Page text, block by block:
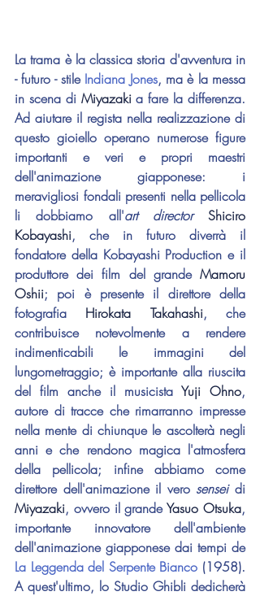
La trama è la classica storia d'avventura in
- futuro - stile Indiana Jones, ma è la messa
in scena di Miyazaki a fare la differenza.
Ad aiutare il regista nella realizzazione di
questo gioiello operano numerose figure
importanti e veri e propri maestri
dell'animazione giapponese: i
meravigliosi fondali presenti nella pellicola
li dobbiamo all'art director
Shiciro
Kobayashi, che in futuro diverrà il
fondatore della Kobayashi Production e il
produttore dei film del grande Mamoru
Oshii; poi è presente il direttore della
fotografia Hirokata Takahashi, che
contribuisce notevolmente a rendere
indimenticabili le immagini del
lungometraggio; è importante alla riuscita
del film anche il musicista Yuji Ohno,
autore di tracce che rimarranno impresse
nella mente di chiunque le ascolterà negli
anni e che rendono magica l'atmosfera
della pellicola; infine abbiamo come
direttore dell'animazione il vero sensei
Miyazaki, ovvero il grande Yasuo Otsuka,
importante innovatore dell'ambiente
dell'animazione giapponese dai tempi de
La Leggenda del Serpente Bianco (1958).
A quest'ultimo, lo Studio Ghibli dedicherà